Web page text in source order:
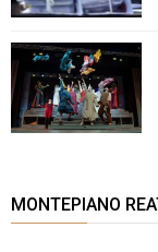
MONTEPIANO